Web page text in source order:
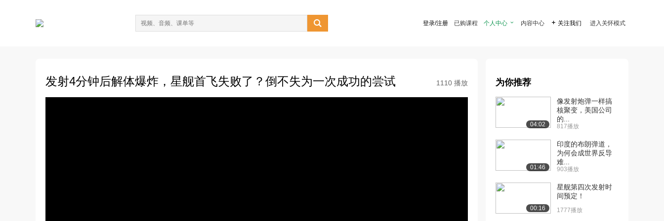
 登录/注册 已购课程 个人中心  内容中心  关注我们 进入关怀模式
发射4分钟后解体爆炸，星舰首飞失败了？倒不失为一次成功的尝试 1110 播放 为你推荐
04:02
像发射炮弹一样搞
核聚变，美国公司
的...
817播放
01:46
印度的布朗弹道，
为何会成世界反导
难...
903播放
00:16
星舰第四次发射时
间预定！
1777播放